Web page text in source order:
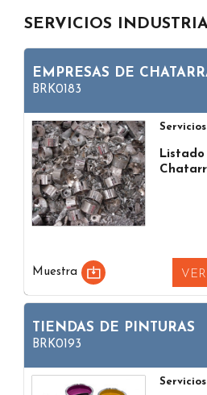
SERVICIOS
EMPRESAS DE
BRK0183
Listado
Muestra
TIENDAS DE PINTURAS
BRK0193